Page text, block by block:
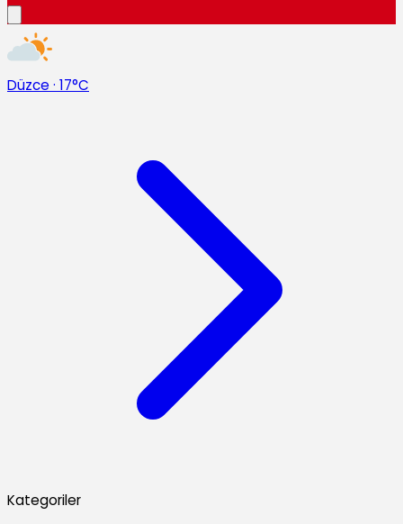
Düzce · 17°C
Kategoriler